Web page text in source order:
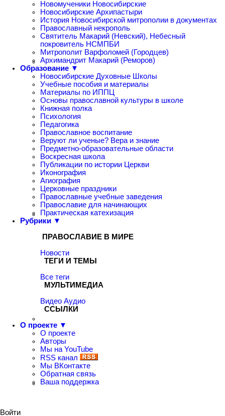
Новомученики Новосибирские
Новосибирские Архипастыри
История Новосибирской митрополии в документах
Православный некрополь
Святитель Макарий (Невский), Небесный
покровитель НСМПБИ
Митрополит Варфоломей (Городцев)
Архимандрит Макарий (Реморов)
Образование ▼
Новосибирские Духовные Школы
Учебные пособия и материалы
Материалы по ИППЦ
Основы православной культуры в школе
Книжная полка
Психология
Педагогика
Православное воспитание
Веруют ли ученые? Вера и знание
Предметно-образовательные области
Воскресная школа
Публикации по истории Церкви
Иконография
Агиография
Церковные праздники
Православные учебные заведения
Православие для начинающих
Практическая катехизация
Рубрики ▼
ПРАВОСЛАВИЕ В МИРЕ
Новости
ТЕГИ И ТЕМЫ
Все теги
МУЛЬТИМЕДИА
Видео Аудио
ССЫЛКИ
О проекте ▼
О проекте
Авторы
Мы на YouTube
RSS канал
Мы ВКонтакте
Обратная связь
Ваша поддержка
Войти